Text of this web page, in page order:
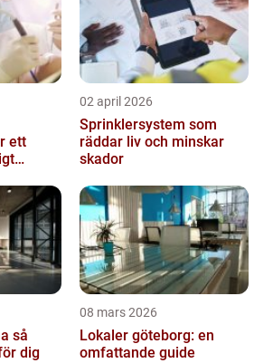
ett
02 april 2026
Sprinklersystem som
räddar liv och minskar
skador
dig
08 mars 2026
Lokaler göteborg: en
omfattande guide